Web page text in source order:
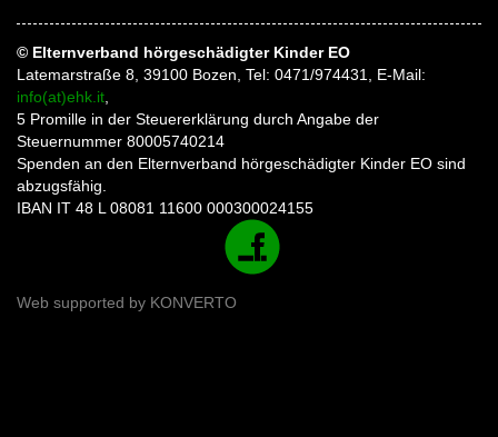
© Elternverband hörgeschädigter Kinder EO
Latemarstraße 8, 39100 Bozen, Tel: 0471/974431, E-Mail:
info(at)ehk.it
5 Promille in der Steuererklärung durch Angabe der
Steuernummer 80005740214
Spenden an den Elternverband hörgeschädigter Kinder EO sind
abzugsfähig.
IBAN IT 48 L 08081 11600 000300024155
Web supported by KONVERTO